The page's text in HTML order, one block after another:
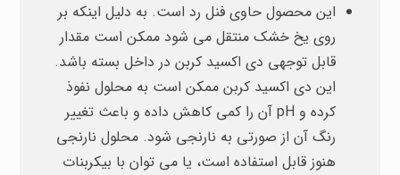
این محصول حاوی فنل رد است. به دلیل اینکه بر
روی یخ خشک منتقل می شود ممکن است مقدار
قابل توجهی دی اکسید کربن در داخل بسته باشد.
این دی اکسید کربن ممکن است به محلول نفوذ
کرده و pH آن را کمی کاهش داده و باعث تغییر
رنگ آن از صورتی به نارنجی شود. محلول نارنجی
هنوز قابل استفاده است، یا می توان با بیکربنات